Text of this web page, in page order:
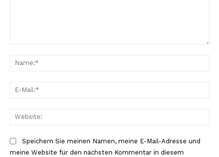
Speichern Sie meinen Namen, meine E-Mail-Adresse und
meine Website für den nächsten Kommentar in diesem